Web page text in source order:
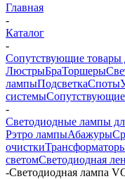
Главная
-
Каталог
-
Сопутствующие товары
ЛюстрыБраТоршеры
лампыПодсветкаСпоты
системы
-
Светодиодные лампы
Рэтро лампыАбажуры
очистки
светомСветодиодная
-Светодиодная лампа